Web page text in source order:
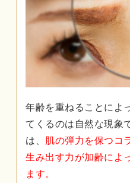
年齢を重ねることによ
てくるのは自然な現象
は、 肌の弾力を保つコ
生み出す力が加齢によ
ます。